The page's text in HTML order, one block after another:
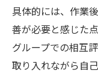
具体的には、作業
善が必要と感じた
グループでの相互
取り入れながら自